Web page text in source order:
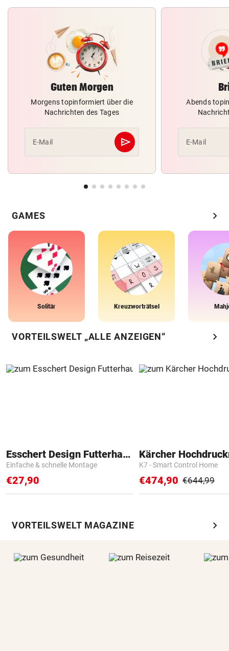
Guten Morgen
Morgens topinformiert über die
Nachrichten des Tages
E-Mail send
Abschicken
Abends
E-Mail
GAMES chevron_right
Solitär Kreuzworträtsel
VORTEILSWELT „ALLE ANZEIGEN“ chevron_right
Esschert Design Futterhaus
Einfache & schnelle Montage
€27,90
Kärcher
K7 - Smart Control Home
€474,90 €644,99
VORTEILSWELT MAGAZINE chevron_right